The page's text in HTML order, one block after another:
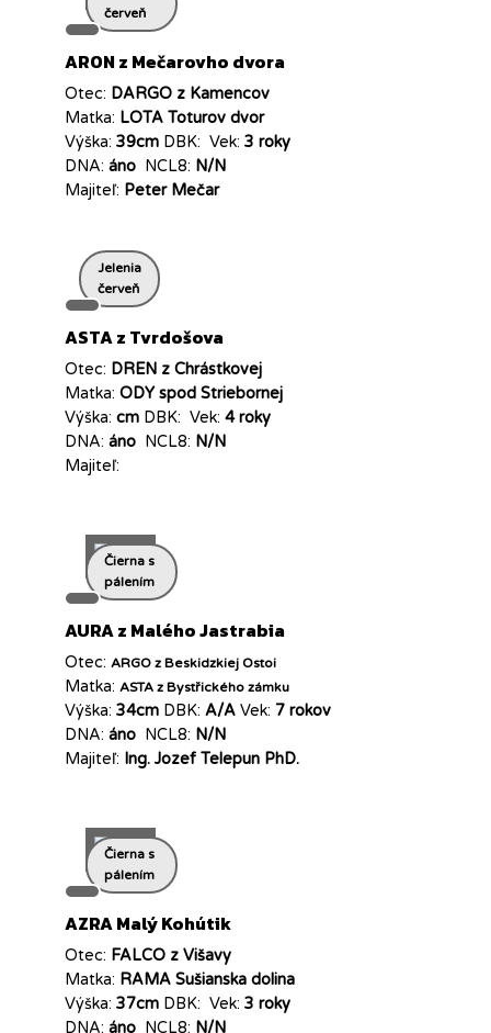
červeň
ARON z Mečarovho dvora
Otec: DARGO z Kamencov
Matka: LOTA Toturov dvor
Výška: 39cm DBK: Vek: 3 roky
DNA: áno NCL8: N/N
Majiteľ: Peter Mečar
Jelenia
červeň
ASTA z Tvrdošova
Otec: DREN z Chrástkovej
Matka: ODY spod Striebornej
Výška: cm DBK: Vek: 4 roky
DNA: áno NCL8: N/N
Majiteľ:
Čierna s
pálením
AURA z Malého Jastrabia
Otec: ARGO z Beskidzkiej Ostoi
Matka: ASTA z Bystřického zámku
Výška: 34cm DBK: A/A Vek: 7 rokov
DNA: áno NCL8: N/N
Majiteľ: Ing. Jozef Telepun PhD.
Čierna s
pálením
AZRA Malý Kohútik
Otec: FALCO z Višavy
Matka: RAMA Sušianska dolina
Výška: 37cm DBK: Vek: 3 roky
DNA: áno NCL8: N/N